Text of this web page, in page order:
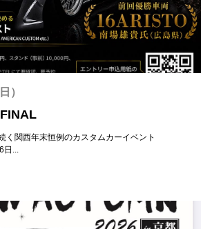
）
く関西年末恒例のカスタムカーイベント
日...